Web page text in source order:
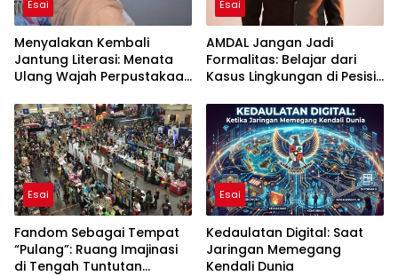
Esai
Menyalakan Kembali
Jantung Literasi: Menata
Ulang Wajah Perpustakaan
Esai
AMDAL Jangan Jadi
Formalitas: Belajar dari
Kasus Lingkungan di Pesisir
Esai
Fandom Sebagai Tempat
“Pulang”: Ruang Imajinasi
di Tengah Tuntutan
Esai
Kedaulatan Digital: Saat
Jaringan Memegang
Kendali Dunia